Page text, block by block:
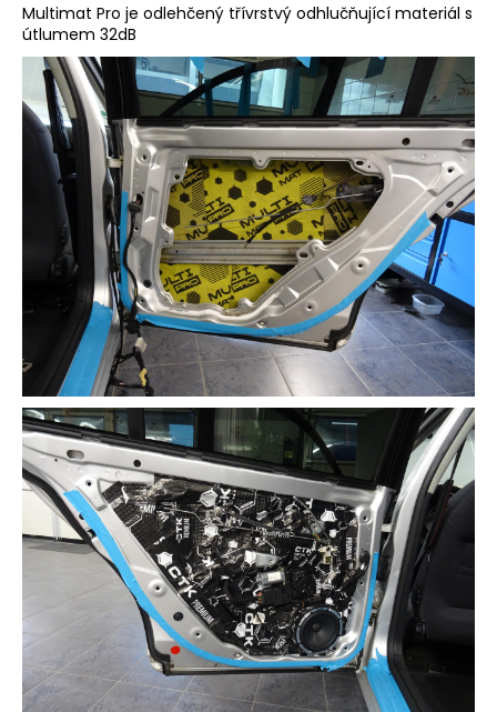
Multimat Pro je odlehčený třívrstvý odhlučňující materiál s
útlumem 32dB